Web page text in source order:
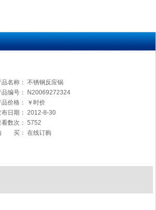
品名称： 不锈钢反应锅
品编号：
N20069272324
品价格：
￥时价
日期： 2012-8-30
数次： 5752
买： 在线订购